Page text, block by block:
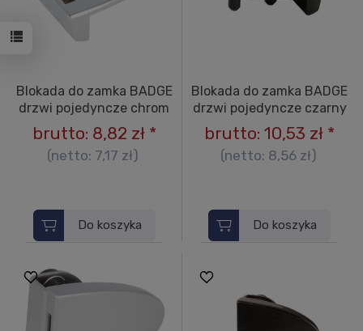
Blokada do zamka BADGE
drzwi pojedyncze chrom
brutto: 8,82 zł*
(netto: 7,17 zł)
Do koszyka
Blokada do zamka BADGE
drzwi pojedyncze czarny
brutto: 10,53 zł *
(netto: 8,56 zł)
Do koszyka